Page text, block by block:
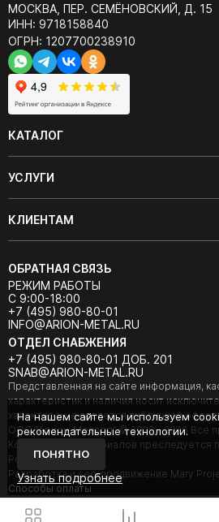
МОСКВА, ПЕР. СЕМЁНОВСКИЙ, Д. 15
ИНН: 9718158840
ОГРН: 1207700238910
КАТАЛОГ
УСЛУГИ
КЛИЕНТАМ
ОБРАТНАЯ СВЯЗЬ
РЕЖИМ РАБОТЫ
С 9:00-18:00
+7 (495) 980-80-01
INFO@ARION-METAL.RU
ОТДЕЛ СНАБЖЕНИЯ
+7 (495) 980-80-01 ДОБ. 201
SNAB@ARION-METAL.RU
Представленная на сайте информация,
характеристик и наличия носит
характер и не является публичной
ООО "Арион-Металл" © 2020 - 2026 Все
Копирование материалов преследуется
РФ).
Разработка и seo-продвижение Mary
Cпособы оплаты
На нашем сайте мы используем
рекомендательные технологии.
ПОНЯТНО
Узнать подробнее